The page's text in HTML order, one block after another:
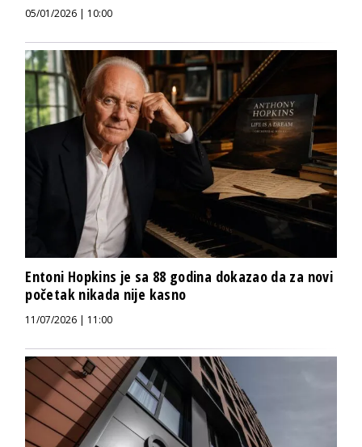
05/01/2026 | 10:00
Entoni Hopkins je sa 88 godina dokazao da za novi
početak nikada nije kasno
11/07/2026 | 11:00